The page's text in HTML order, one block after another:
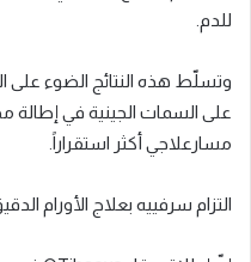
للدم.
وتسلّط هذه النتائج الضوء على
على السمات الجينية في إطالة
مسارعلاجي أكثر استقراراً.
التزام سرفييه بعلاج الأورام